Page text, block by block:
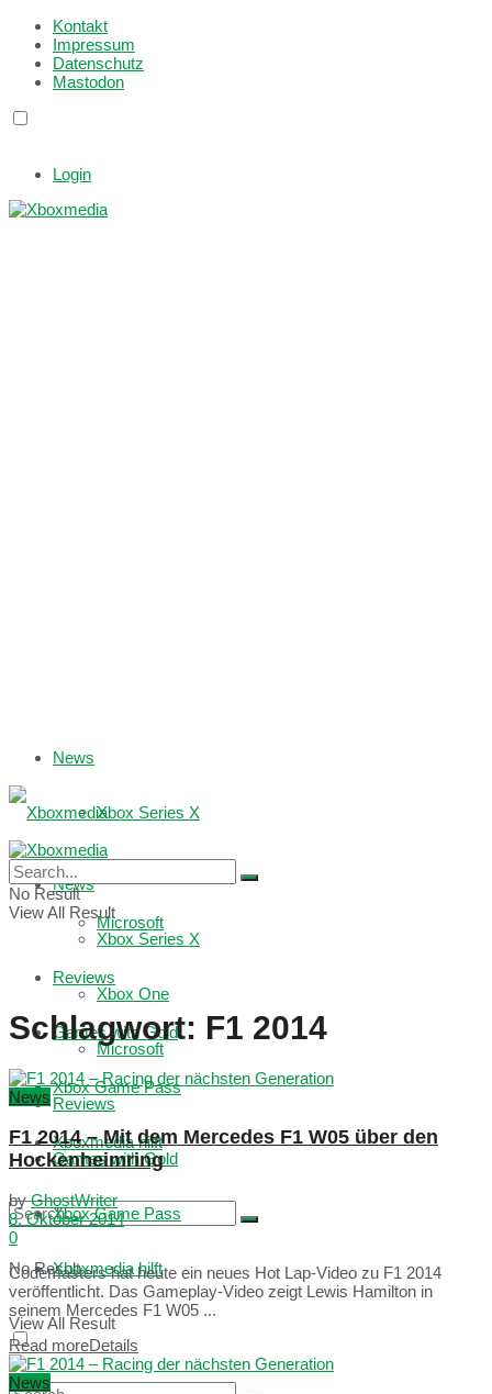
Kontakt
Impressum
Datenschutz
Mastodon
Login
News
Xbox Series X
Microsoft
Reviews
Games with Gold
Xbox Game Pass
Xboxmedia hilft
No Result
View All Result
News
Xbox Series X
Xbox One
Microsoft
Reviews
Games with Gold
Xbox Game Pass
Xboxmedia hilft
No Result
View All Result
Schlagwort: F1 2014
News
F1 2014 – Mit dem Mercedes F1 W05 über den
Hockenheimring
by GhostWriter
8. Oktober 2014
0
Codemasters hat heute ein neues Hot Lap-Video zu F1 2014
veröffentlicht. Das Gameplay-Video zeigt Lewis Hamilton in
seinem Mercedes F1 W05 ...
Read moreDetails
News